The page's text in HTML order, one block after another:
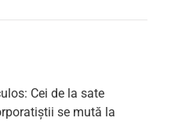
Cei de la sate
se mută la